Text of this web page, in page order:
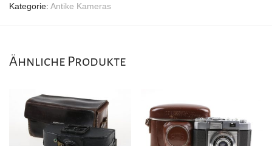
Kategorie: Antike Kameras
Ähnliche Produkte